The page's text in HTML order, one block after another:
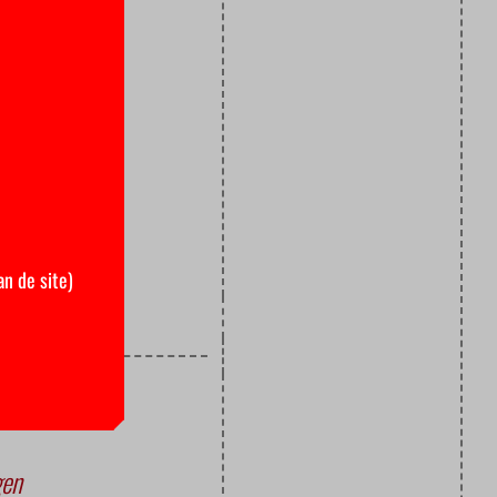
een
zijn
daarom
de VU,
de site)